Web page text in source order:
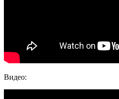
Видео: